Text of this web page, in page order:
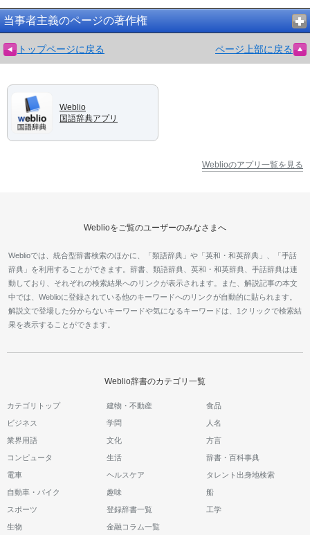
当事者主義のページの著作権
トップページに戻る ページ上部に戻る
Weblio
国語辞典アプリ
Weblioのアプリ一覧を見る
Weblioをご覧のユーザーのみなさまへ
Weblioでは、統合型辞書検索のほかに、「類語辞典」や「英和・和英辞典」、「手話
辞典」を利用することができます。辞書、類語辞典、英和・和英辞典、手話辞典は連
動しており、それぞれの検索結果へのリンクが表示されます。また、解説記事の本文
中では、Weblioに登録されている他のキーワードへのリンクが自動的に貼られます。
解説文で登場した分からないキーワードや気になるキーワードは、1クリックで検索結
果を表示することができます。
Weblio辞書のカテゴリ一覧
カテゴリトップ 建物・不動産 食品
ビジネス 学問 人名
業界用語 文化 方言
コンピュータ 生活 辞書・百科事典
電車 ヘルスケア タレント出身地検索
自動車・バイク 趣味 船
スポーツ 登録辞書一覧 工学
生物 金融コラム一覧